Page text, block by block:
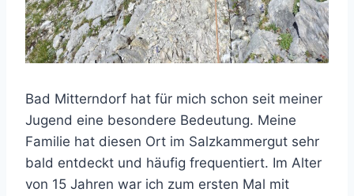
Bad Mitterndorf hat für mich schon seit meiner
Jugend eine besondere Bedeutung. Meine
Familie hat diesen Ort im Salzkammergut sehr
bald entdeckt und häufig frequentiert. Im Alter
von 15 Jahren war ich zum ersten Mal mit